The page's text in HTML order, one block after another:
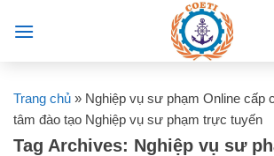
Trang chủ » Nghiệp vụ sư phạm Online cấp
tâm đào tạo Nghiệp vụ sư phạm trực tuyến
Tag Archives: Nghiệp vụ sư